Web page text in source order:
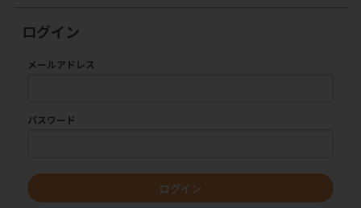
ログイン
メールアドレス
パスワード
ログイン